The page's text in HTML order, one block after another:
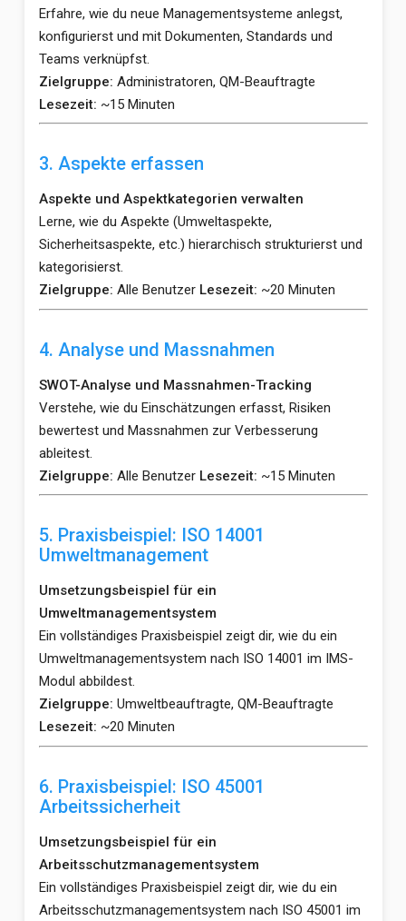
Erfahre, wie du neue Managementsysteme anlegst,
konfigurierst und mit Dokumenten, Standards und
Teams verknüpfst.
Zielgruppe: Administratoren, QM-Beauftragte
Lesezeit: ~15 Minuten
3. Aspekte erfassen
Aspekte und Aspektkategorien verwalten
Lerne, wie du Aspekte (Umweltaspekte,
Sicherheitsaspekte, etc.) hierarchisch strukturierst und
kategorisierst.
Zielgruppe: Alle Benutzer Lesezeit: ~20 Minuten
4. Analyse und Massnahmen
SWOT-Analyse und Massnahmen-Tracking
Verstehe, wie du Einschätzungen erfasst, Risiken
bewertest und Massnahmen zur Verbesserung
ableitest.
Zielgruppe: Alle Benutzer Lesezeit: ~15 Minuten
5. Praxisbeispiel: ISO 14001
Umweltmanagement
Umsetzungsbeispiel für ein
Umweltmanagementsystem
Ein vollständiges Praxisbeispiel zeigt dir, wie du ein
Umweltmanagementsystem nach ISO 14001 im IMS-
Modul abbildest.
Zielgruppe: Umweltbeauftragte, QM-Beauftragte
Lesezeit: ~20 Minuten
6. Praxisbeispiel: ISO 45001
Arbeitssicherheit
Umsetzungsbeispiel für ein
Arbeitsschutzmanagementsystem
Ein vollständiges Praxisbeispiel zeigt dir, wie du ein
Arbeitsschutzmanagementsystem nach ISO 45001 im